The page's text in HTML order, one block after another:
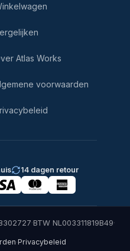
Atlas Works
voorwaarden
14 dagen retour
·BTW NL003311819B49·
·Privacybeleid